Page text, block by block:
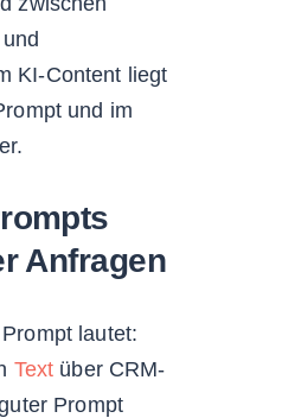
KI-Content liegt
und im
Anfragen
lautet:
Text über CRM-
Prompt